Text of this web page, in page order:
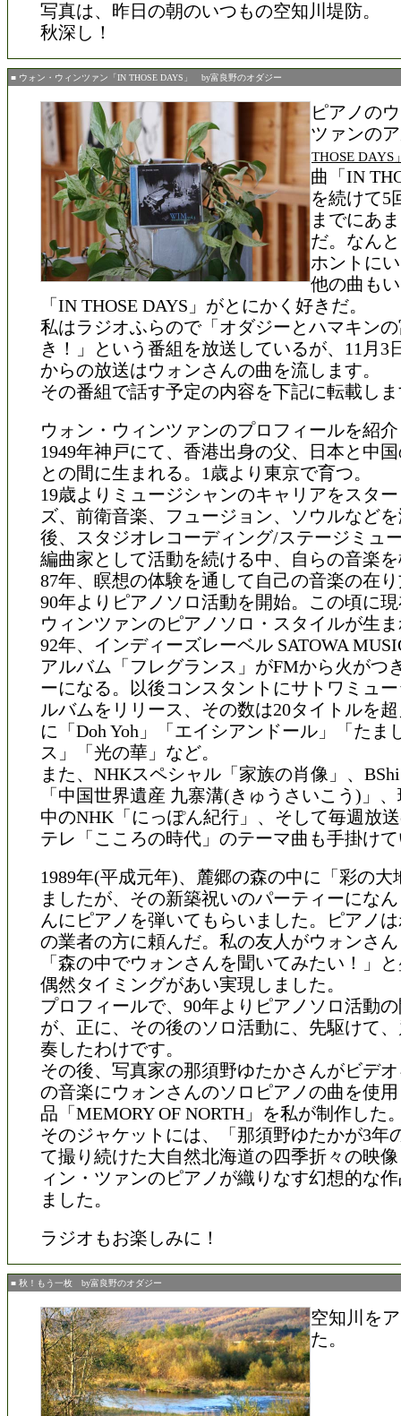
写真は、昨日の朝のいつもの空知川堤防。
秋深し！
■ ウォン・ウィンツァン「IN THOSE DAYS」 by富良野のオダジー
ピアノの
ツァンの
THOSE DAYS
曲「IN
を続けて5
までにあ
だ。なん
ホントに
他の曲も
「IN THOSE DAYS」がとにかく好きだ。
私はラジオふらので「オダジーとハマキン
き！」という番組を放送しているが、11月3
からの放送はウォンさんの曲を流します。
その番組で話す予定の内容を下記に転載し
ウォン・ウィンツァンのプロフィールを紹
1949年神戸にて、香港出身の父、日本と中
との間に生まれる。1歳より東京で育つ。
19歳よりミュージシャンのキャリアをスタ
ズ、前衛音楽、フュージョン、ソウルなど
後、スタジオレコーディング/ステージミュ
編曲家として活動を続ける中、自らの音楽
87年、瞑想の体験を通して自己の音楽の在
90年よりピアノソロ活動を開始。この頃に
ウィンツァンのピアノソロ・スタイルが生
92年、インディーズレーベル SATOWA
アルバム「フレグランス」がFMから火がつ
ーになる。以後コンスタントにサトワミュ
ルバムをリリース、その数は20タイトルを
に「Doh Yoh」「エイシアンドール」「たま
ス」「光の華」など。
また、NHKスペシャル「家族の肖像」、
「中国世界遺産 九寨溝(きゅうさいこう)」
中のNHK「にっぽん紀行」、そして毎週放
テレ「こころの時代」のテーマ曲も手掛け
1989年(平成元年)、麓郷の森の中に「彩の大
ましたが、その新築祝いのパーティーにな
んにピアノを弾いてもらいました。ピアノ
の業者の方に頼んだ。私の友人がウォンさ
「森の中でウォンさんを聞いてみたい！」
偶然タイミングがあい実現しました。
プロフィールで、90年よりピアノソロ活動
が、正に、その後のソロ活動に、先駆けて
奏したわけです。
その後、写真家の那須野ゆたかさんがビデ
の音楽にウォンさんのソロピアノの曲を使
品「MEMORY OF NORTH」を私が制作した
そのジャケットには、「那須野ゆたかが3年
て撮り続けた大自然北海道の四季折々の映
ィン・ツァンのピアノが織りなす幻想的な
ました。
ラジオもお楽しみに！
■ 秋！もう一枚 by富良野のオダジー
空知川を
た。